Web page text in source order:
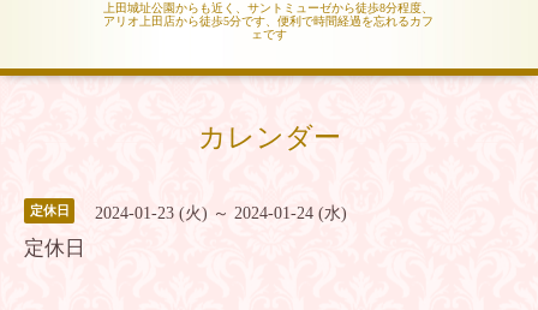
上田城址公園からも近く、サントミューゼから徒歩8分程度、
アリオ上田店から徒歩5分です、便利で時間経過を忘れるカフ
ェです
カレンダー
定休日 2024-01-23 (火) ～ 2024-01-24 (水)
定休日